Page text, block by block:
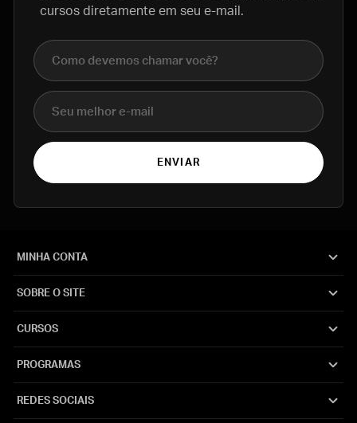
cursos diretamente em seu e-mail.
Nome completo
E-mail
ENVIAR
MINHA CONTA
SOBRE O SITE
CURSOS
PROGRAMAS
REDES SOCIAIS